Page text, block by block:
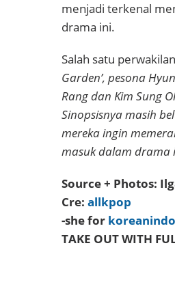
menjadi terkenal
drama ini.
Salah satu
Garden’, pesona
Rang dan Kim Sung
Sinopsisnya masih
mereka ingin
masuk dalam drama
Source + Photos:
Cre: allkpop
-she for koreanindo
TAKE OUT WITH